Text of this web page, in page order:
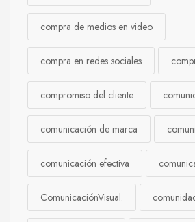
compra de medios en video
compra en redes sociales
compromiso del cliente
comunicación de marca
comunicación efectiva
ComunicaciónVisual.